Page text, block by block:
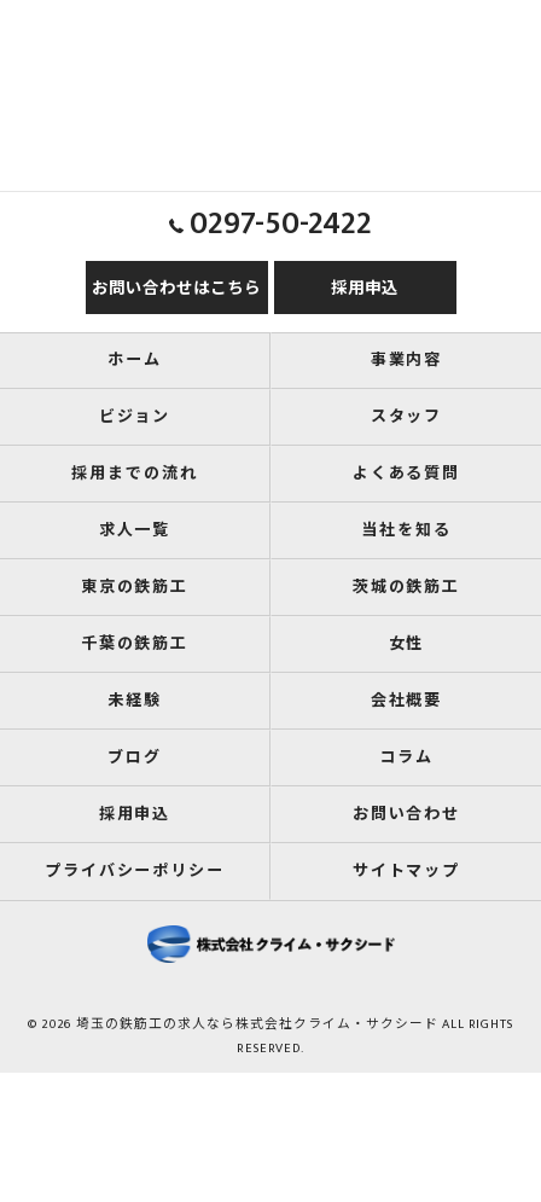
0297-50-2422
お問い合わせはこちら 採用申込
ホーム 事業内容
ビジョン スタッフ
採用までの流れ よくある質問
求人一覧 当社を知る
東京の鉄筋工 茨城の鉄筋工
千葉の鉄筋工 女性
未経験 会社概要
ブログ コラム
採用申込 お問い合わせ
プライバシーポリシー サイトマップ
© 2026 埼玉の鉄筋工の求人なら株式会社クライム・サクシード ALL RIGHTS
RESERVED.